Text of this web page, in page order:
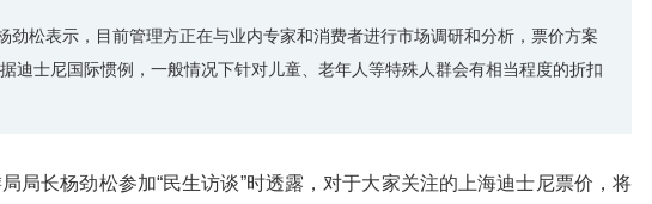
劲松表示，目前管理方正在与业内专家和消费者进行市场调研和分析，票价方案
迪士尼国际惯例，一般情况下针对儿童、老年人等特殊人群会有相当程度的折扣
长杨劲松参加“民生访谈”时透露，对于大家关注的上海迪士尼票价，将